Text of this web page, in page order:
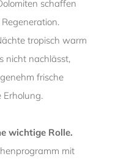
schaffen
tropisch warm
nicht nachlässt,
frische
wichtige Rolle.
mit